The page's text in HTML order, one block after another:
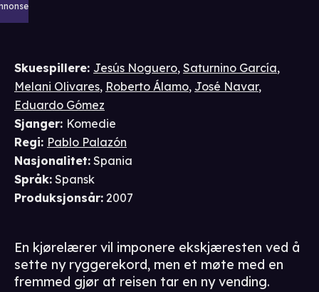
Skuespillere: Jesús Noguero, Saturnino García,
Melani Olivares, Roberto Álamo, José Navar,
Eduardo Gómez
Sjanger: Komedie
Regi: Pablo Palazón
Nasjonalitet: Spania
Språk: Spansk
Produksjonsår: 2007
En kjørelærer vil imponere ekskjæresten ved å
sette ny ryggerekord, men et møte med en
fremmed gjør at reisen tar en ny vending.